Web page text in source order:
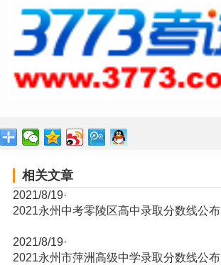
相关文章
2021/8/19·
2021永州中考零陵区高中录取分数线公布
2021/8/19·
2021永州市萍洲高级中学录取分数线公布